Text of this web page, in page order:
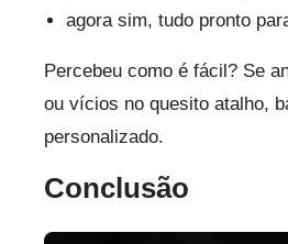
agora sim, tudo pronto
Percebeu como é fácil? Se
ou vícios no quesito atalho,
personalizado.
Conclusão